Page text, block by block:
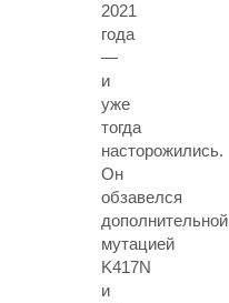
2021
года
—
и
уже
тогда
насторожились.
Он
обзавелся
дополнительной
мутацией
K417N
и